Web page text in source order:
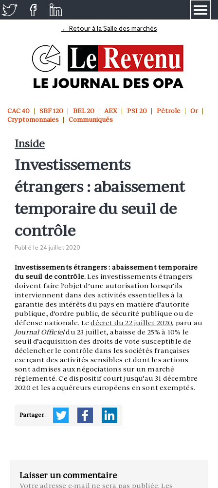
← Retour à la Salle des marchés
CAC 40 SBF 120 BEL 20 AEX PSI 20 Pétrole
Or
Cryptomonnaies
Communiqués
Inside
Investissements
étrangers : abaissement
temporaire du seuil de
contrôle
Publié le 24 juillet 2020
Investissements étrangers : abaissement temporaire
du seuil de contrôle.Les investissements étrangers
doivent faire l’objet d’une autorisation lorsqu’ils
interviennent dans des activités essentielles à la
garantie des intérêts du pays en matière d’autorité
publique, d’ordre public, de sécurité publique ou de
défense nationale. Ledécret du 22 juillet 2020, paru au
Journal Officieldu 23 juillet, abaisse de 25% à 10% le
seuil d’acquisition des droits de vote susceptible de
déclencher le contrôle dans les sociétés françaises
exerçant des activités sensibles et dont les actions
sont admises aux négociations sur un marché
réglementé. Ce dispositif court jusqu’au 31 décembre
2020 et les acquéreurs européens en sont exemptés.
Partager
Laisser un commentaire
Votre adresse e-mail ne sera pas publiée. Les